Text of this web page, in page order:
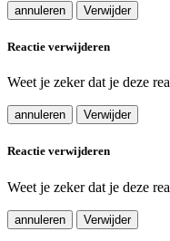
annuleren Verwijder
Reactie verwijderen
Weet je zeker dat je deze
annuleren Verwijder
Reactie verwijderen
Weet je zeker dat je deze
annuleren Verwijder